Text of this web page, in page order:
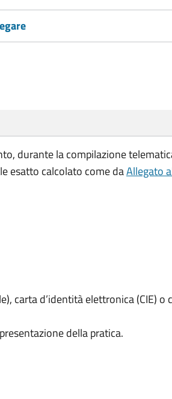
durante la compilazione
esatto calcolato come daAllegato
carta d’identità elettronica (CIE) o
della pratica.